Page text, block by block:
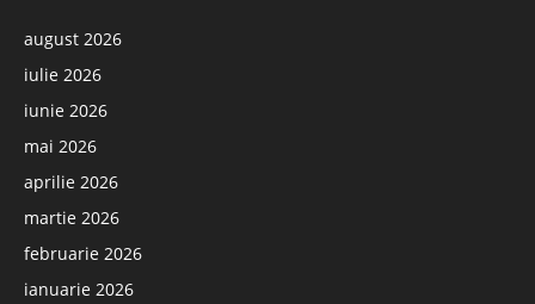
august 2026
iulie 2026
iunie 2026
mai 2026
aprilie 2026
martie 2026
februarie 2026
ianuarie 2026